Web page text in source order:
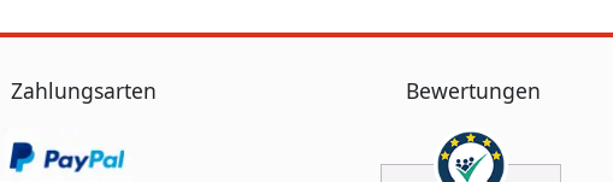
Zahlungsarten Bewertungen